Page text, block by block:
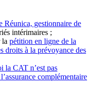
Réunica, gestionnaire de
intérimaires ;
la pétition en ligne de la
droits à la prévoyance des
la CAT n’est pas
complémentaire